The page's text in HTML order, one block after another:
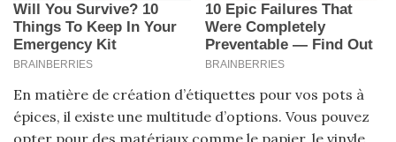
En matière de création d’étiquettes pour vos pots à
épices, il existe une multitude d’options. Vous pouvez